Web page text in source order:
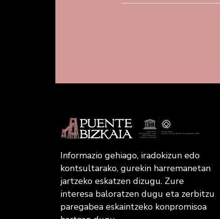
Informazio gehiago, iradokizun edo
kontsultarako, gurekin harremanetan
jartzeko eskatzen dizugu. Zure
interesa baloratzen dugu eta zerbitzu
paregabea eskaintzeko konpromisoa